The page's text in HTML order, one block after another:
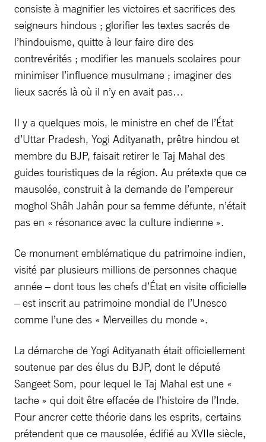
consiste à magnifier les victoires et sacrifices des
seigneurs hindous ; glorifier les textes sacrés de
l’hindouisme, quitte à leur faire dire des
contrevérités ; modifier les manuels scolaires pour
minimiser l’influence musulmane ; imaginer des
lieux sacrés là où il n’y en avait pas…
Il y a quelques mois, le ministre en chef de l’État
d’Uttar Pradesh, Yogi Adityanath, prêtre hindou et
membre du BJP, faisait retirer le Taj Mahal des
guides touristiques de la région. Au prétexte que ce
mausolée, construit à la demande de l’empereur
moghol Shâh Jahân pour sa femme défunte, n’était
pas en « résonance avec la culture indienne ».
Ce monument emblématique du patrimoine indien,
visité par plusieurs millions de personnes chaque
année – dont tous les chefs d’État en visite officielle
– est inscrit au patrimoine mondial de l’Unesco
comme l’une des « Merveilles du monde ».
La démarche de Yogi Adityanath était officiellement
soutenue par des élus du BJP, dont le député
Sangeet Som, pour lequel le Taj Mahal est une «
tache » qui doit être effacée de l’histoire de l’Inde.
Pour ancrer cette théorie dans les esprits, certains
prétendent que ce mausolée, édifié au XVIIe siècle,